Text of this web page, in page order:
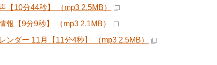
【10分44秒】 （mp3 2.5MB）
報【9分9秒】 （mp3 2.1MB）
ンダー 11月【11分4秒】 （mp3 2.5MB）